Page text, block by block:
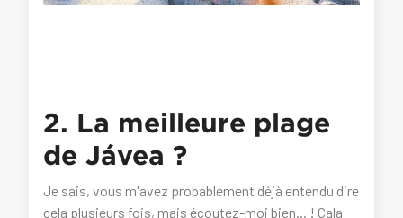
2. La meilleure plage
de Jávea ?
Je sais, vous m'avez probablement déjà entendu dire
cela plusieurs fois, mais écoutez-moi bien... ! Cala